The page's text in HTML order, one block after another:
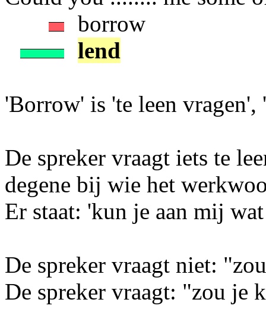
borrow
lend
'Borrow' is 'te leen
De spreker vraagt iets te
degene bij wie het
Er staat: 'kun je aan mij
De spreker vraagt niet:
De spreker vraagt: "zou je